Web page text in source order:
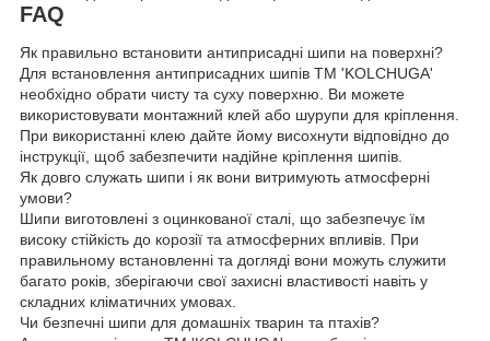
FAQ
Як правильно встановити антиприсадні шипи на поверхні?
Для встановлення антиприсадних шипів ТМ 'KOLCHUGA'
необхідно обрати чисту та суху поверхню. Ви можете
використовувати монтажний клей або шурупи для кріплення.
При використанні клею дайте йому висохнути відповідно до
інструкції, щоб забезпечити надійне кріплення шипів.
Як довго служать шипи і як вони витримують атмосферні
умови?
Шипи виготовлені з оцинкованої сталі, що забезпечує їм
високу стійкість до корозії та атмосферних впливів. При
правильному встановленні та догляді вони можуть служити
багато років, зберігаючи свої захисні властивості навіть у
складних кліматичних умовах.
Чи безпечні шипи для домашніх тварин та птахів?